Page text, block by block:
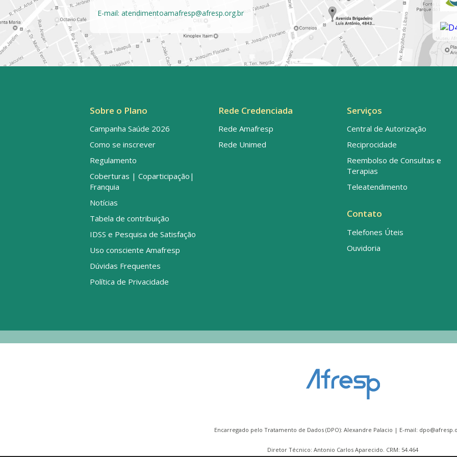
E-mail: atendimentoamafresp@afresp.org.br
Sobre o Plano
Campanha Saúde 2026
Como se inscrever
Regulamento
Coberturas | Coparticipação|
Franquia
Notícias
Tabela de contribuição
IDSS e Pesquisa de Satisfação
Uso consciente Amafresp
Dúvidas Frequentes
Política de Privacidade
Rede Credenciada
Rede Amafresp
Rede Unimed
Serviços
Central de Autorização
Reciprocidade
Reembolso de Consultas e
Terapias
Teleatendimento
Contato
Telefones Úteis
Ouvidoria
Encarregado pelo Tratamento de Dados (DPO): Alexandre Palacio | E-mail:
Diretor Técnico: Antonio Carlos Aparecido. CRM: 54.464